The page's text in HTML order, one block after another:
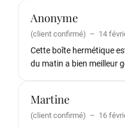
Anonyme
(client confirmé) – 14
Cette boîte hermétique
du matin a bien meilleur
Martine
(client confirmé) – 16